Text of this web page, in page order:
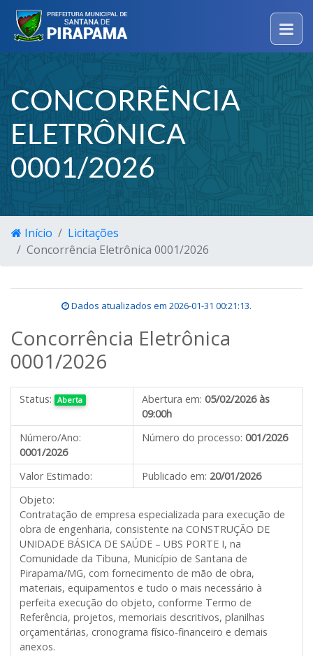
CONCORRÊNCIA
ELETRÔNICA
0001/2026
Início
Licitações
Concorrência Eletrônica 0001/2026
Dados atualizados em 2026-01-31 00:21:13.
Concorrência Eletrônica
0001/2026
Status: Aberta Abertura em: 05/02/2026 às
09:00h
Número/Ano:
0001/2026
Número do processo: 001/2026
Valor Estimado: Publicado em: 20/01/2026
Objeto:
Contratação de empresa especializada para execução de
obra de engenharia, consistente na CONSTRUÇÃO DE
UNIDADE BÁSICA DE SAÚDE – UBS PORTE I, na
Comunidade da Tibuna, Município de Santana de
Pirapama/MG, com fornecimento de mão de obra,
materiais, equipamentos e tudo o mais necessário à
perfeita execução do objeto, conforme Termo de
Referência, projetos, memoriais descritivos, planilhas
orçamentárias, cronograma físico-financeiro e demais
anexos.